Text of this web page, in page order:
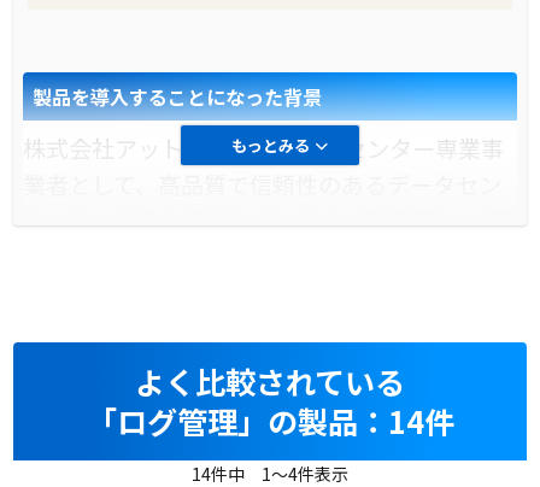
もっとみる
製品を導入することになった背景
株式会社アット東京は、データセンター専業事
ターサービスを提供しています。東京都内で4箇
しいシステムの導入を検討することとなりまし
導入前に企業が抱えていた課題
よく比較されている
「ログ管理」の製品：14件
14件中 1～4件表示